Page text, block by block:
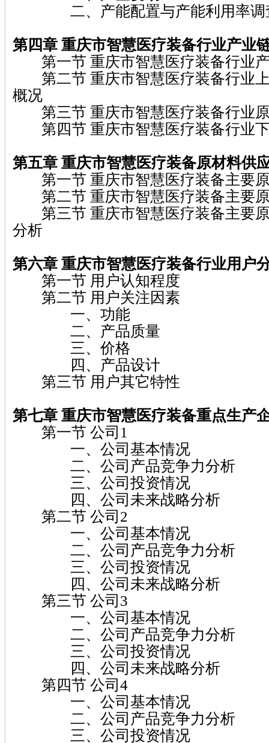
二、产能配置与产能利用率调
第四章 重庆市智慧医疗装备行业产业
第一节 重庆市智慧医疗装备行业
第二节 重庆市智慧医疗装备行业
概况
第三节 重庆市智慧医疗装备行业
第四节 重庆市智慧医疗装备行业
第五章 重庆市智慧医疗装备原材料供
第一节 重庆市智慧医疗装备主要
第二节 重庆市智慧医疗装备主要
第三节 重庆市智慧医疗装备主要
分析
第六章 重庆市智慧医疗装备行业用户
第一节 用户认知程度
第二节 用户关注因素
一、功能
二、产品质量
三、价格
四、产品设计
第三节 用户其它特性
第七章 重庆市智慧医疗装备重点生产
第一节 公司1
一、公司基本情况
二、公司产品竞争力分析
三、公司投资情况
四、公司未来战略分析
第二节 公司2
一、公司基本情况
二、公司产品竞争力分析
三、公司投资情况
四、公司未来战略分析
第三节 公司3
一、公司基本情况
二、公司产品竞争力分析
三、公司投资情况
四、公司未来战略分析
第四节 公司4
一、公司基本情况
二、公司产品竞争力分析
三、公司投资情况